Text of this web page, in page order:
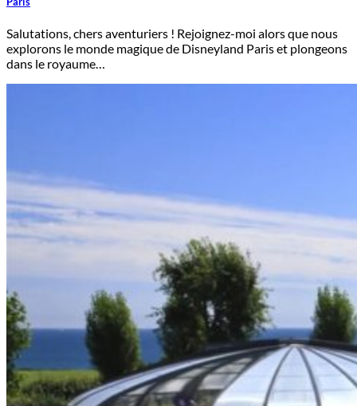
Salutations, chers aventuriers ! Rejoignez-moi alors que nous
explorons le monde magique de Disneyland Paris et plongeons
dans le royaume…